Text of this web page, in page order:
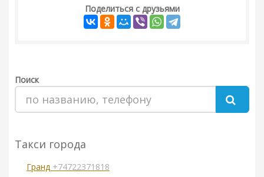
Поделиться с друзьями
Поиск
Такси города
Гранд +74722371818